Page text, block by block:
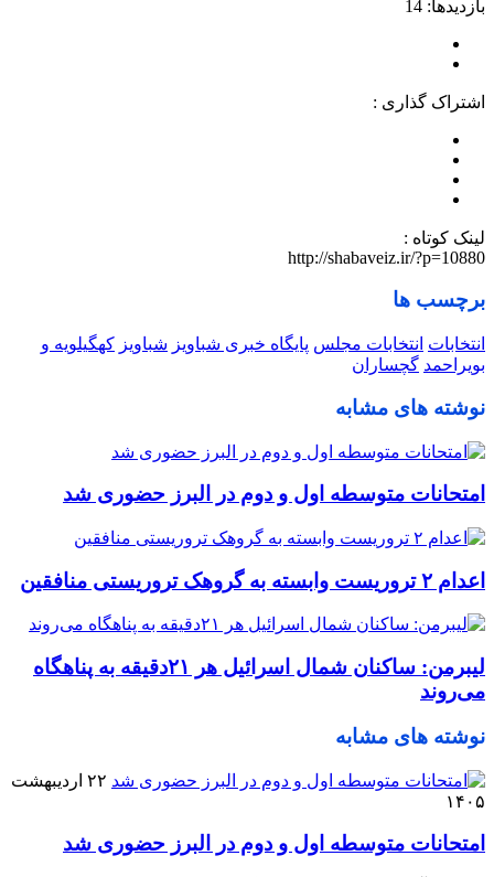
بازدیدها: 14
اشتراک گذاری :
لینک کوتاه :
http://shabaveiz.ir/?p=10880
برچسب ها
انتخابات انتخابات مجلس پایگاه خبری شباویز شباویز کهگیلویه و
بویراحمد گچساران
نوشته های مشابه
امتحانات متوسطه اول و دوم در البرز حضوری شد
اعدام ۲ تروریست وابسته به گروهک تروریستی منافقین
لیبرمن: ساکنان شمال اسرائیل هر ۲۱دقیقه به پناهگاه
می‌روند
نوشته های مشابه
۲۲ اردیبهشت
۱۴۰۵
امتحانات متوسطه اول و دوم در البرز حضوری شد